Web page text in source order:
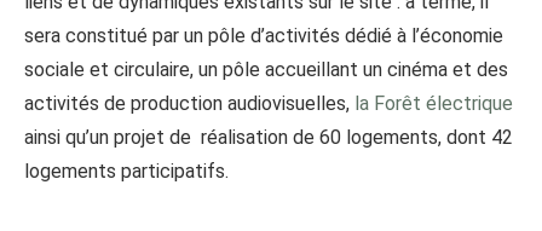
sera constitué par un pôle d’activités dédié à l’économie
sociale et circulaire, un pôle accueillant un cinéma et des
activités de production audiovisuelles, la Forêt électrique
ainsi qu’un projet de réalisation de 60 logements, dont 42
logements participatifs.